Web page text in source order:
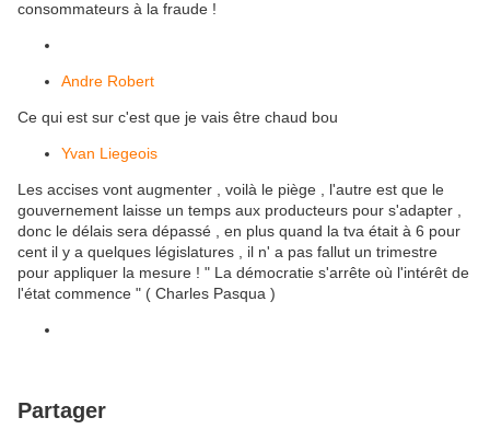
consommateurs à la fraude !
Andre Robert
Ce qui est sur c'est que je vais être chaud bou
Yvan Liegeois
Les accises vont augmenter , voilà le piège , l'autre est que le
gouvernement laisse un temps aux producteurs pour s'adapter ,
donc le délais sera dépassé , en plus quand la tva était à 6 pour
cent il y a quelques législatures , il n' a pas fallut un trimestre
pour appliquer la mesure ! " La démocratie s'arrête où l'intérêt de
l'état commence " ( Charles Pasqua )
Partager